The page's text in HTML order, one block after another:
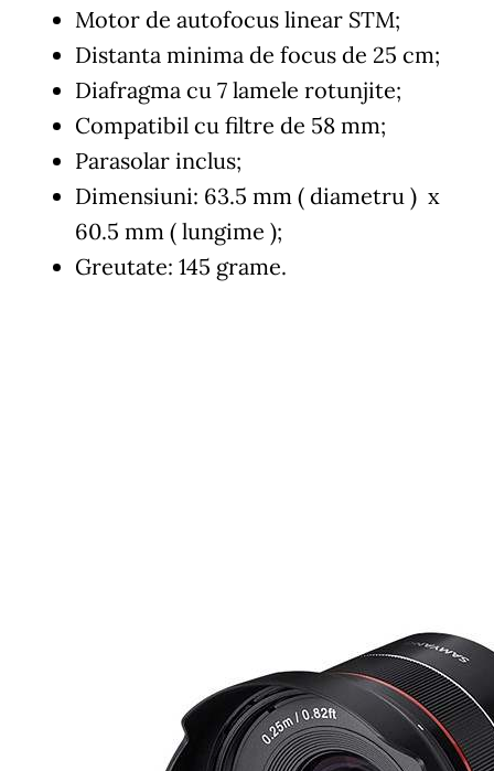
Motor de autofocus linear STM;
Distanta minima de focus de 25 cm;
Diafragma cu 7 lamele rotunjite;
Compatibil cu filtre de 58 mm;
Parasolar inclus;
Dimensiuni: 63.5 mm ( diametru ) x
60.5 mm ( lungime );
Greutate: 145 grame.